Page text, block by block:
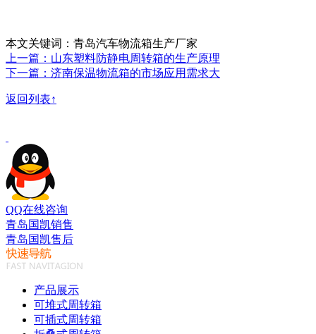
本文关键词：青岛汽车物流箱生产厂家
上一篇：山东塑料防静电周转箱的生产原理
下一篇：济南保温物流箱的市场应用需求大
返回列表↑
QQ在线咨询
青岛国凯销售
青岛国凯售后
产品展示
可堆式周转箱
可插式周转箱